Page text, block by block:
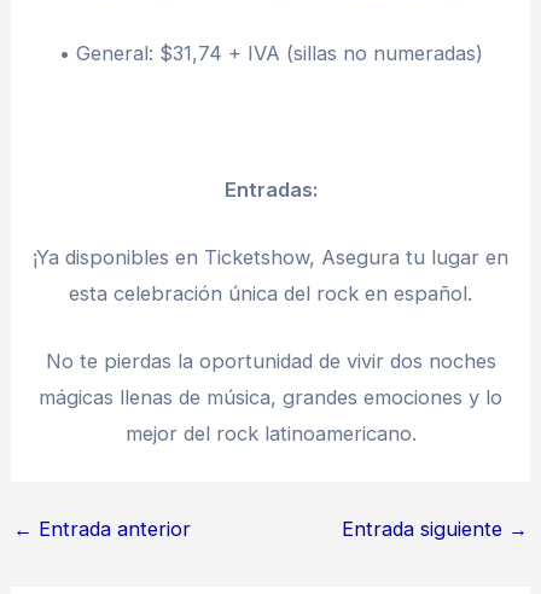
• General: $31,74 + IVA (sillas no numeradas)
Entradas:
¡Ya disponibles en Ticketshow, Asegura tu lugar en
esta celebración única del rock en español.
No te pierdas la oportunidad de vivir dos noches
mágicas llenas de música, grandes emociones y lo
mejor del rock latinoamericano.
← Entrada anterior Entrada siguiente →